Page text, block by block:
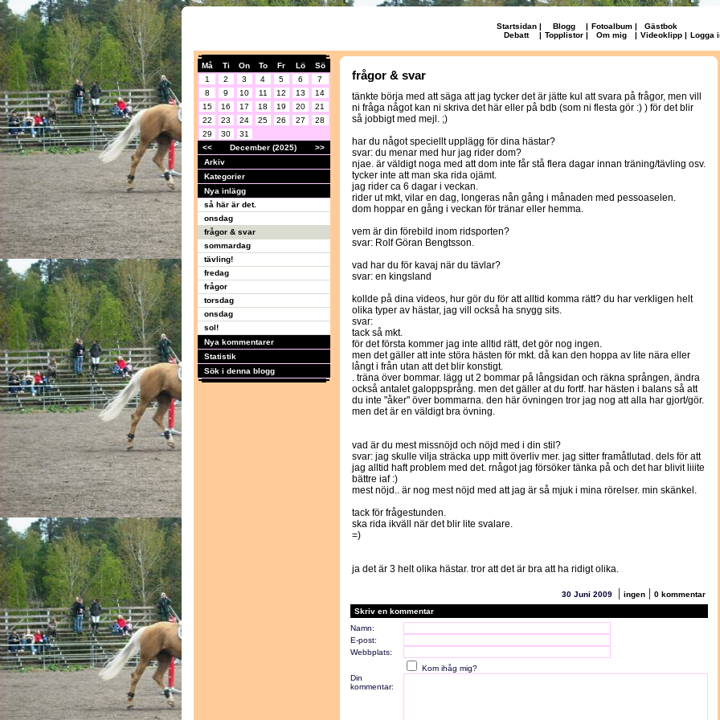
Startsidan | Blogg | Fotoalbum |
Gästbok
Debatt
| Topplistor | Om mig | Videoklipp | Logga
Må Ti On To Fr Lö
Sö
1
2 3 4 5 6
7
8
9 10 11 12 13
14
15
16 17 18 19 20
21
22
23 24 25 26 27
28
29
30
31
<<
December (2025)
>>
Arkiv
Kategorier
Nya inlägg
så här är det.
onsdag
frågor & svar
sommardag
tävling!
fredag
frågor
torsdag
onsdag
sol!
Nya kommentarer
Statistik
Sök i denna blogg
frågor & svar
tänkte börja med att säga att jag tycker det är jätte kul att svara på frågor, men vill
ni fråga något kan ni skriva det här eller på bdb (som ni flesta gör :) ) för det blir
så jobbigt med mejl. ;)
har du något speciellt upplägg för dina hästar?
svar: du menar med hur jag rider dom?
njae. är väldigt noga med att dom inte får stå flera dagar innan träning/tävling osv.
tycker inte att man ska rida ojämt.
jag rider ca 6 dagar i veckan.
rider ut mkt, vilar en dag, longeras nån gång i månaden med pessoaselen.
dom hoppar en gång i veckan för tränar eller hemma.
vem är din förebild inom ridsporten?
svar: Rolf Göran Bengtsson.
vad har du för kavaj när du tävlar?
svar: en kingsland
kollde på dina videos, hur gör du för att alltid komma rätt? du har verkligen helt
olika typer av hästar, jag vill också ha snygg sits.
svar:
tack så mkt.
för det första kommer jag inte alltid rätt, det gör nog ingen.
men det gäller att inte störa hästen för mkt. då kan den hoppa av lite nära eller
långt i från utan att det blir konstigt.
. träna över bommar. lägg ut 2 bommar på långsidan och räkna sprången, ändra
också antalet galoppsprång. men det gäller at du fortf. har hästen i balans så att
du inte "åker" över bommarna. den här övningen tror jag nog att alla har gjort/gör.
men det är en väldigt bra övning.
vad är du mest missnöjd och nöjd med i din stil?
svar: jag skulle vilja sträcka upp mitt överliv mer. jag sitter framåtlutad. dels för att
jag alltid haft problem med det. rnågot jag försöker tänka på och det har blivit liiite
bättre iaf :)
mest nöjd.. är nog mest nöjd med att jag är så mjuk i mina rörelser. min skänkel.
tack för frågestunden.
ska rida ikväll när det blir lite svalare.
=)
ja det är 3 helt olika hästar. tror att det är bra att ha ridigt olika.
30 Juni 2009 | ingen | 0 kommentar
Skriv en kommentar
Namn:
E-post:
Webbplats:
Kom ihåg mig?
Din
kommentar: